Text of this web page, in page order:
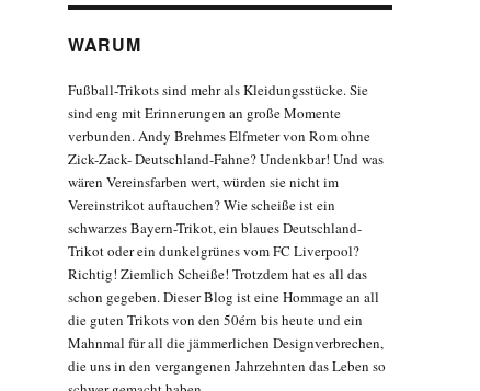
WARUM
Fußball-Trikots sind mehr als Kleidungsstücke. Sie
sind eng mit Erinnerungen an große Momente
verbunden. Andy Brehmes Elfmeter von Rom ohne
Zick-Zack- Deutschland-Fahne? Undenkbar! Und was
wären Vereinsfarben wert, würden sie nicht im
Vereinstrikot auftauchen? Wie scheiße ist ein
schwarzes Bayern-Trikot, ein blaues Deutschland-
Trikot oder ein dunkelgrünes vom FC Liverpool?
Richtig! Ziemlich Scheiße! Trotzdem hat es all das
schon gegeben. Dieser Blog ist eine Hommage an all
die guten Trikots von den 50érn bis heute und ein
Mahnmal für all die jämmerlichen Designverbrechen,
die uns in den vergangenen Jahrzehnten das Leben so